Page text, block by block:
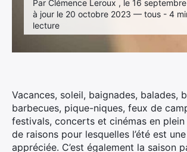
Par Clémence Leroux , le 16
à jour le 20 octobre 2023 — tous - 4
lecture
Vacances, soleil, baignades, balades,
barbecues, pique-niques, feux de
festivals, concerts et cinémas en
de raisons pour lesquelles l’été est
appréciée. C’est également la saison